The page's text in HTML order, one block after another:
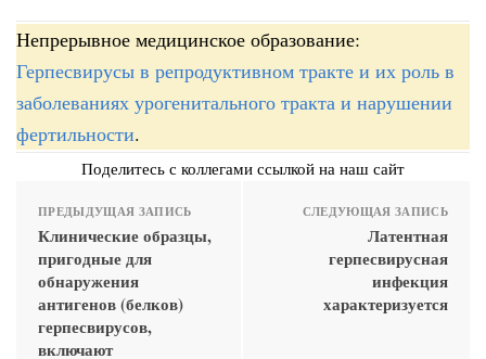
Непрерывное медицинское образование:
Герпесвирусы в репродуктивном тракте и их роль в
заболеваниях урогенитального тракта и нарушении
фертильности.
Поделитесь с коллегами ссылкой на наш сайт
ПРЕДЫДУЩАЯ ЗАПИСЬ
Клинические образцы,
пригодные для
обнаружения
антигенов (белков)
герпесвирусов,
включают
СЛЕДУЮЩАЯ ЗАПИСЬ
Латентная
герпесвирусная
инфекция
характеризуется